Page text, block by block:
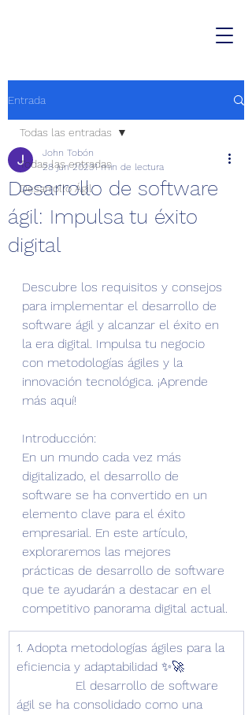
Entrada
Todas las entradas
Desarrollo Ágil
Todas las entradas
Desarrollo de software
ágil: Impulsa tu éxito
digital
John Tobón
28 jun 20231 min de lectura
Descubre los requisitos y consejos
para implementar el desarrollo de
software ágil y alcanzar el éxito en
la era digital. Impulsa tu negocio
con metodologías ágiles y la
innovación tecnológica. ¡Aprende
más aquí!
Introducción:
En un mundo cada vez más
digitalizado, el desarrollo de
software se ha convertido en un
elemento clave para el éxito
empresarial. En este artículo,
exploraremos las mejores
prácticas de desarrollo de software
que te ayudarán a destacar en el
competitivo panorama digital actual.
​1. Adopta metodologías ágiles para la
eficiencia y adaptabilidad ✨🚀
               El desarrollo de software
ágil se ha consolidado como una